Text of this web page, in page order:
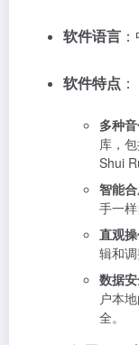
软件语言
软件特点 ：
多种
库，
Shui
智能
手一样
直观
辑和调
数据
户本
全。